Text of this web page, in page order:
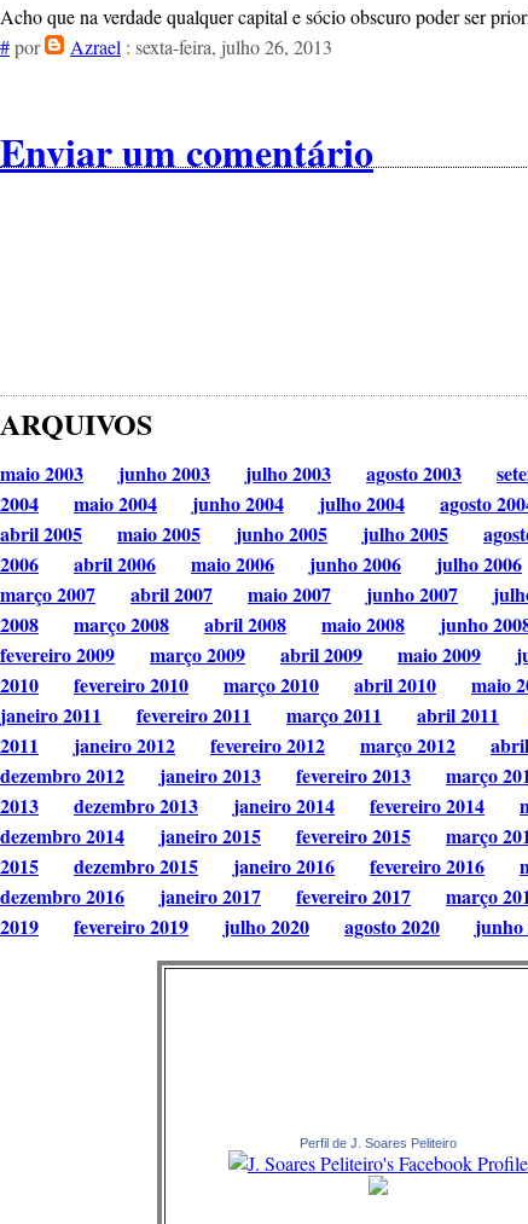
Acho que na verdade qualquer capital e sócio obscuro poder ser
#por Azrael : sexta-feira, julho 26, 2013
Enviar um comentário
ARQUIVOS
maio 2003 junho 2003 julho 2003 agosto 2003
2004
maio 2004 junho 2004 julho 2004 agosto
abril 2005
maio 2005 junho 2005 julho 2005
2006
abril 2006 maio 2006 junho 2006 julho 2006
março 2007
abril 2007 maio 2007 junho 2007
2008
março 2008 abril 2008 maio 2008 junho
fevereiro 2009
março 2009 abril 2009 maio 2009
2010
fevereiro 2010 março 2010 abril 2010 maio
janeiro 2011
fevereiro 2011 março 2011 abril 2011
2011
janeiro 2012 fevereiro 2012 março 2012
dezembro 2012
janeiro 2013 fevereiro 2013 março
2013
dezembro 2013 janeiro 2014 fevereiro 2014
dezembro 2014
janeiro 2015 fevereiro 2015 março
2015
dezembro 2015 janeiro 2016 fevereiro 2016
dezembro 2016
janeiro 2017 fevereiro 2017 março
2019
fevereiro 2019 julho 2020 agosto 2020 junho
Perfil de J. Soares Peliteiro